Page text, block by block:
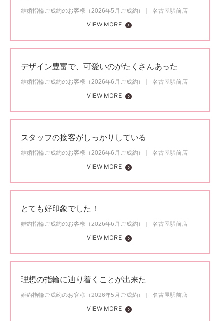
結婚指輪ご成約のお客様（2026年5月ご成約）
名古屋駅前店
VIEW MORE
デザイン豊富で、可愛いのがたくさんあった
結婚指輪ご成約のお客様（2026年6月ご成約）
名古屋駅前店
VIEW MORE
スタッフの接客がしっかりしている
結婚指輪ご成約のお客様（2026年6月ご成約）
名古屋駅前店
VIEW MORE
とても好印象でした！
婚約指輪ご成約のお客様（2026年6月ご成約）
名古屋駅前店
VIEW MORE
理想の指輪に辿り着くことが出来た
婚約指輪ご成約のお客様（2026年5月ご成約）
名古屋駅前店
VIEW MORE